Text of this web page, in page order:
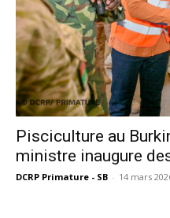
Pisciculture au
ministre inaugure
DCRP Primature - SB - 14 mars